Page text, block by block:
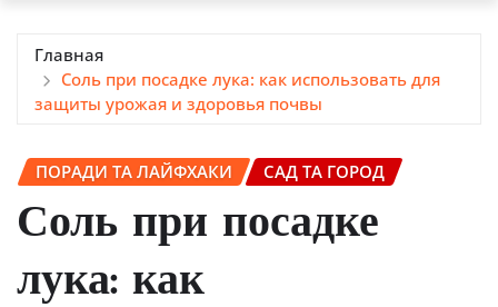
Главная
Соль при посадке лука: как использовать для
защиты урожая и здоровья почвы
ПОРАДИ ТА ЛАЙФХАКИ САД ТА ГОРОД
Соль при посадке
лука: как